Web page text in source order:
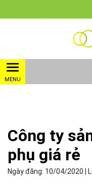
Công ty
phụ giá rẻ
Ngày đăng: 10/04/2020 |